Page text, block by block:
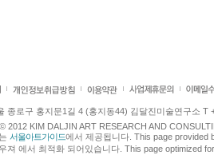
종로구 홍지문1길 4 (홍지동44) 김달진미술연구소 T
2012 KIM DALJIN ART RESEARCH AND
서울아트가이드에서 제공됩니다. This page provided
져 에서 최적화 되어있습니다. This page optimized